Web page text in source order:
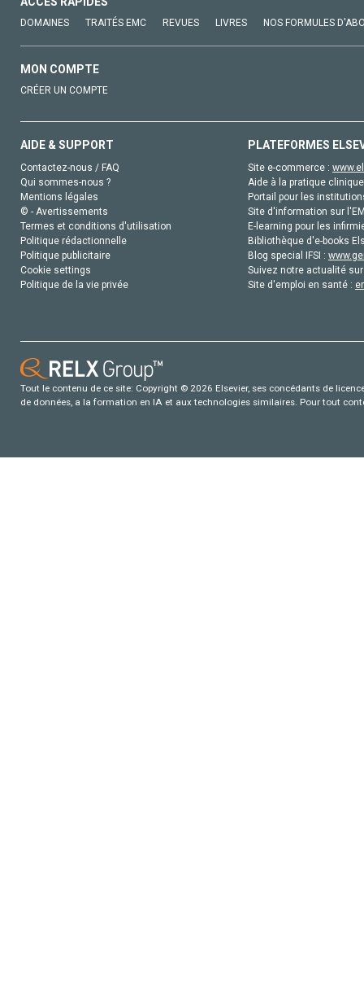
DOMAINES TRAITÉS EMC REVUES LIVRES NOS FORMULES
MON COMPTE
CRÉER UN COMPTE
AIDE & SUPPORT
Contactez-nous / FAQ
Qui sommes-nous ?
Mentions légales
© - Avertissements
Termes et conditions d'utilisation
Politique rédactionnelle
Politique publicitaire
Cookie settings
Politique de la vie privée
PLATEFORMES
Site e-commerce :
Aide à la pratique
Portail pour les
Site d'information sur
E-learning pour les
Bibliothèque d'e-books
Blog special IFSI :
Suivez notre actualité
Site d'emploi en santé :
Tout le contenu de ce site: Copyright © 2026 Elsevier, ses concédants de
de données, a la formation en IA et aux technologies similaires. Pour tout